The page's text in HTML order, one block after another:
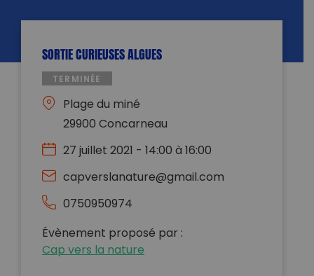
SORTIE CURIEUSES ALGUES
TERMINÉE
Plage du miné
29900 Concarneau
27 juillet 2021 - 14:00 à 16:00
capverslanature@gmail.com
0750950974
Évènement proposé par :
Cap vers la nature